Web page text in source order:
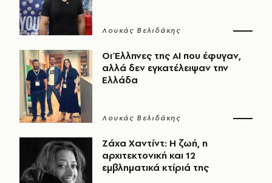
Λουκάς Βελιδάκης
Οι Έλληνες της ΑΙ που έφυγαν,
αλλά δεν εγκατέλειψαν την
Ελλάδα
Λουκάς Βελιδάκης
Ζάχα Χαντίντ: Η ζωή, η
αρχιτεκτονική και 12
εμβληματικά κτίριά της